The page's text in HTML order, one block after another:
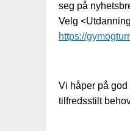
seg på
Velg
https://
Vi håper på
tilfredsstilt